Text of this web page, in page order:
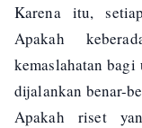
Karena itu,
Apakah
kemaslahatan
dijalankan benar-
Apakah riset